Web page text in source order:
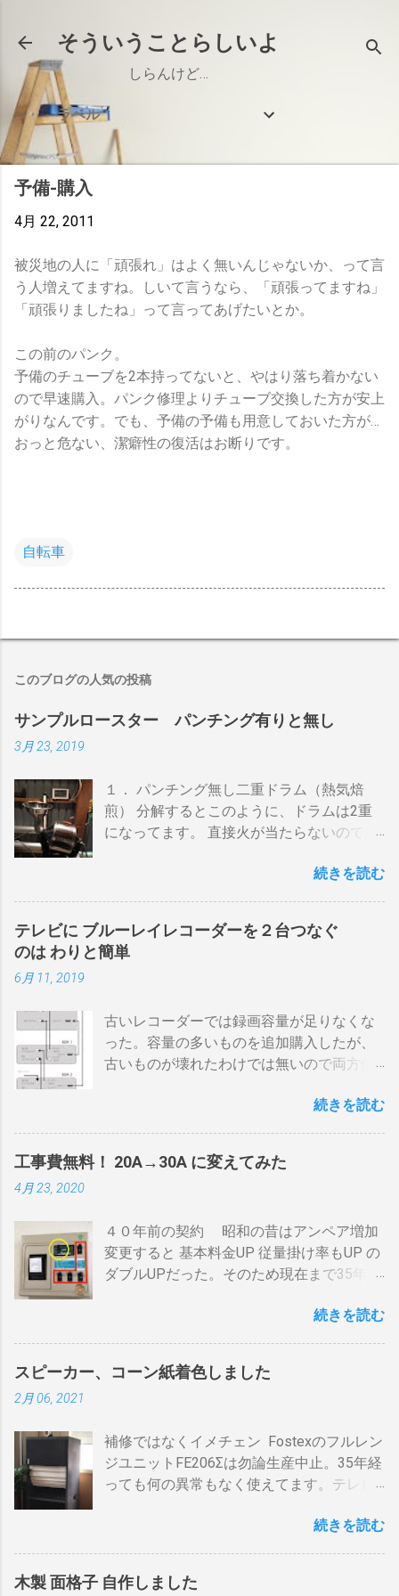
そういうことらしいよ
しらんけど…
ラベル
予備-購入
4月 22, 2011
被災地の人に「頑張れ」はよく無いんじゃないか、って言
う人増えてますね。しいて言うなら、「頑張ってますね」
「頑張りましたね」って言ってあげたいとか。
この前のパンク。
予備のチューブを2本持ってないと、やはり落ち着かない
ので早速購入。パンク修理よりチューブ交換した方が安上
がりなんです。でも、予備の予備も用意しておいた方が…
おっと危ない、潔癖性の復活はお断りです。
自転車
このブログの人気の投稿
サンプルロースター パンチング有りと無し
3月 23, 2019
１． パンチング無し二重ドラム（熱気焙
煎） 分解するとこのように、ドラムは2重
になってます。 直接火が当たらないので温
温度計が使える（ドラム内の温度が測れ
ドラムだから熱伝導に時間がかかる） 多少
の蓄熱効果はある チャフが飛び散らない 焙
煎中、外気温や風による温度変化は殆どな
げても即座に反応しない ガスコンロでは熱
量に限界があり１ハゼ８分以内でなら200g
前後が限界。 300g以上はガスコンロの強火
煎は無理。 外側ドラム→空気層→内側ドラ
ムの順で熱が伝わるので、温度変化には時
間がかかります。それを予測したうえでの
煎りあがりのタイミングを考慮しなくては
火傷や洋服の焦げにも注意が必要です。 2
重ドラムで通気性が殆ど無い とうこと。熱
し難く冷めにくいのが特徴。 ２．パンチン
早い話が「 回転式炙り焼き 」です。熱は素
通りで蓄熱は不可。ガスコンロの炎がその
まま反映します。中火で200gなら6分程度
勿論焦げます。放置すれば燃えます。風に
よる炎の揺れや、ドラムに風が入るとすぐ
温度が下がります。 メリット 火力に対する
反応が早い。（蓄熱はゼロ） 二重ドラムに
比べて短時間で焙煎できる チャフがドラム
の中に溜まらない デメリット ザルのように
素通し。熱気が溜まらない。 温度計は上昇
か下降か一定かの傾向判断としてなら使え
続きを読む
テレビに ブルーレイレコーダーを２台つなぐ
のは わりと簡単
6月 11, 2019
古いレコーダーでは録画容量が足りなくな
った。容量の多いものを追加購入したが、
古いものが壊れたわけでは無いので両方使
利用する） アンテナ→BDR２→BDR１→テ
「 BDR 」と略します。 アンテナ信号は、
それぞれのアンテナ入力から出力へと繰り
るとアンテナ信号が弱まりアンテナ利得が
落ち、増幅器が必要になるでしょう。 壁の
アンテナ端子から「地上波」と「 BS 」に
波の接続（アンテナケーブル２本必要）※
１ 地上波のアンテナケーブルをBDR２の
「地上波アンテナ入力」端子へ接続 BDR２
の地上波の「テレビへ（出力）」端子と
（出力）」端子とテレビの「地上デジタ
ル」端子をアンテナケーブルで接続しま
す。 BSの接続（アンテナケーブル２本必
「BSアンテナ入力」端子へ接続 BDR２の
BSの「テレビへ（出力）」端子とBDR１の
「BSアンテナ入力」端子をアンテナケーブ
続きを読む
工事費無料！ 20A→30A に変えてみた
4月 23, 2020
４０年前の契約 昭和の昔はアンペア増加
変更すると 基本料金UP 従量掛け率もUP の
ダブルUPだった。そのため現在まで35年
力のHPで容量シュミレーションで我が家の
気毛布２、エアコン、FFクリーンヒータ
ー・電気ストーブ、ドライヤー、照明15、
２・トースター、炊飯器・・・・。 を合計
してみると 「70アンペア必要」 と表示され
た。７０アンペアは高額になりそうで流石
ーカー、赤色が安全ブレーカー。安全ブレ
ーカーはすべて20Aとあります。 そこで一
工夫。まず、各安全ブレーカーを切ってみ
続きを読む
スピーカー、コーン紙着色しました
2月 06, 2021
補修ではなくイメチェン Fostexのフルレン
ジユニットFE206Σは勿論生産中止。35年経
っても何の異常もなく使えてます。テレビ
で使ってます。リタイヤしてからは音量を
た。 オーディオとして聞く時は保護のグリ
ルネットを外して聞きます。（外したほう
続きを読む
木製 面格子 自作しました